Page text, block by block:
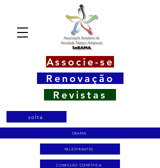
Associe-se
Renovação
Revistas
volta
CBAMA
PALESTRANTES
COMISSÃO CIENTÍFICA